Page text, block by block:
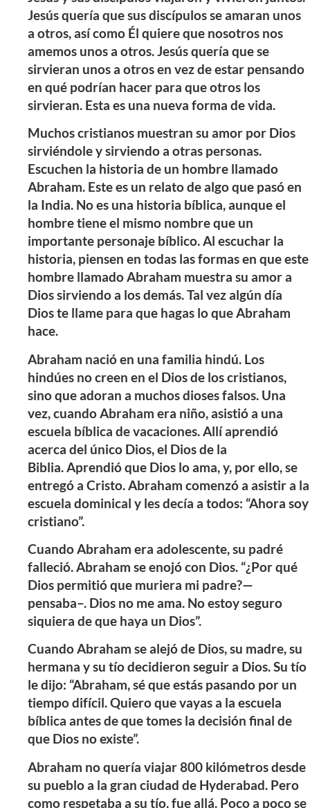
Jesús quería que sus discípulos se amaran unos
a otros, así como Él quiere que nosotros nos
amemos unos a otros. Jesús quería que se
sirvieran unos a otros en vez de estar pensando
en qué podrían hacer para que otros los
sirvieran. Esta es una nueva forma de vida.
Muchos cristianos muestran su amor por Dios
sirviéndole y sirviendo a otras personas.
Escuchen la historia de un hombre llamado
Abraham. Este es un relato de algo que pasó en
la India. No es una historia bíblica, aunque el
hombre tiene el mismo nombre que un
importante personaje bíblico. Al escuchar la
historia, piensen en todas las formas en que este
hombre llamado Abraham muestra su amor a
Dios sirviendo a los demás. Tal vez algún día
Dios te llame para que hagas lo que Abraham
hace.
Abraham nació en una familia hindú. Los
hindúes no creen en el Dios de los cristianos,
sino que adoran a muchos dioses falsos. Una
vez, cuando Abraham era niño, asistió a una
escuela bíblica de vacaciones. Allí aprendió
acerca del único Dios, el Dios de la
Biblia.Aprendió que Dios lo ama, y, por ello, se
entregó a Cristo.Abraham comenzó a asistir a la
escuela dominical y les decía a todos: “Ahora soy
cristiano”.
Cuando Abraham era adolescente, su padré
falleció. Abraham se enojó con Dios. “¿Por qué
Dios permitió que muriera mi padre?—
pensaba–. Dios no me ama. No estoy seguro
siquiera de que haya un Dios”.
Cuando Abraham se alejó de Dios, su madre, su
hermana y su tío decidieron seguir a Dios. Su tío
le dijo: “Abraham, sé que estás pasando por un
tiempo difícil. Quiero que vayas a la escuela
bíblica antes de que tomes la decisión final de
que Dios no existe”.
Abraham no quería viajar 800 kilómetros desde
su pueblo a la gran ciudad de Hyderabad. Pero
como respetaba a su tío, fue allá. Poco a poco se